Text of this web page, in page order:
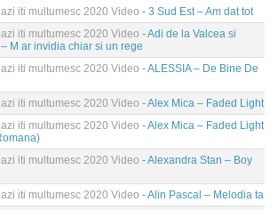
iti multumesc 2020 Video - 3 Sud Est – Am dat tot
iti multumesc 2020 Video - Adi de la Valcea si
M ar invidia chiar si un rege
iti multumesc 2020 Video - ALESSIA – De Bine De
iti multumesc 2020 Video - Alex Mica – Faded Light
iti multumesc 2020 Video - Alex Mica – Faded Light
iti multumesc 2020 Video - Alexandra Stan – Boy
iti multumesc 2020 Video - Alin Pascal – Melodia ta